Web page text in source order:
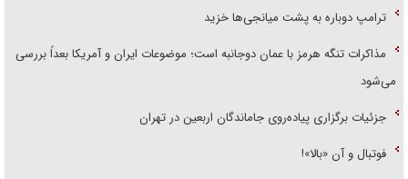
ترامپ دوباره به پشت میانجی‌ها خزید
مذاکرات تنگه هرمز با عمان دوجانبه است؛ موضوعات ایران و آمریکا بعداً بررسی
می‌شود
جزئیات برگزاری پیاده‌روی جاماندگان اربعین در تهران
فوتبال و آن «بالا»!